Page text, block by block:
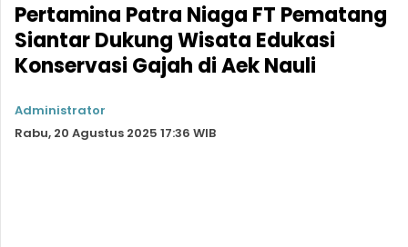
Pertamina Patra Niaga FT Pematang
Siantar Dukung Wisata Edukasi
Konservasi Gajah di Aek Nauli
Administrator
Rabu, 20 Agustus 2025 17:36 WIB